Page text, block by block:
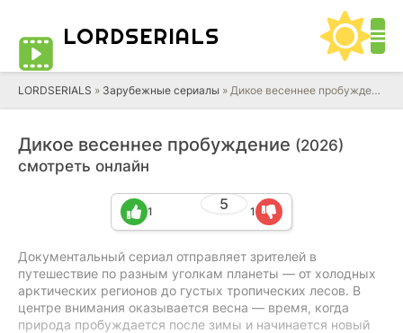
LORDSERIALS
LORDSERIALS » Зарубежные сериалы » Дикое весеннее пробуждение
Дикое весеннее пробуждение (2026)
смотреть онлайн
5
1 1
Документальный сериал отправляет зрителей в
путешествие по разным уголкам планеты — от холодных
арктических регионов до густых тропических лесов. В
центре внимания оказывается весна — время, когда
природа пробуждается после зимы и начинается новый